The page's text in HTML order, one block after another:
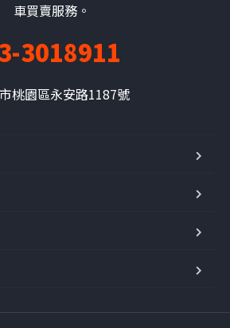
車買賣服務。
3018911
桃園區永安路1187號